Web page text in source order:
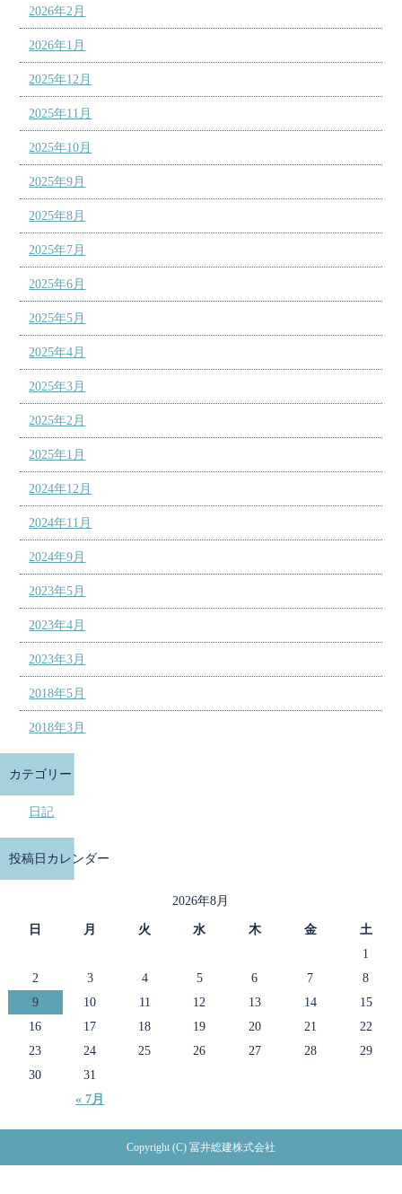
2026年2月
2026年1月
2025年12月
2025年11月
2025年10月
2025年9月
2025年8月
2025年7月
2025年6月
2025年5月
2025年4月
2025年3月
2025年2月
2025年1月
2024年12月
2024年11月
2024年9月
2023年5月
2023年4月
2023年3月
2018年5月
2018年3月
カテゴリー
日記
投稿日カレンダー
2026年8月
日 月 火 水 木 金 土
« 7月
1
2
3 4 5 6 7
8
9
10 11 12 13 14
15
16
17 18 19 20 21
22
23
24 25 26 27 28
29
30
31
Copyright (C) 冨井総建株式会社